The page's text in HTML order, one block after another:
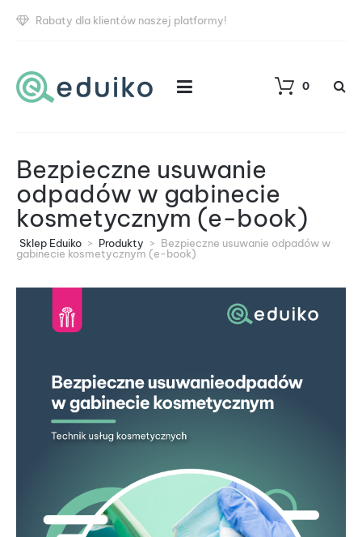
Rabaty dla klientów naszej platformy!
0
Bezpieczne usuwanie
odpadów w gabinecie
kosmetycznym (e-book)
Sklep Eduiko > Produkty > Bezpieczne usuwanie odpadów w
gabinecie kosmetycznym (e-book)